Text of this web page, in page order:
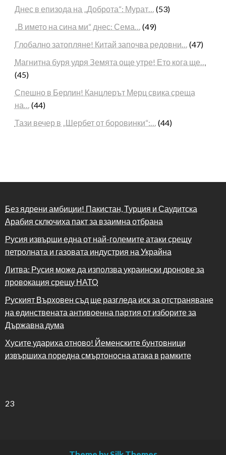
Днес в епизода на „Доброта“: Мурат…
(53)
„В името на сина ми“ днес: Сема…
(49)
Глобално затопляне! Китай започва редовни…
(47)
Магнитна буря удря Земята още утре! Ето кога ще…
(45)
Спешно в Берлин! Канцлерът Мерц свика среща
на…
(44)
Тази вечер в „Шербет от боровинки“:…
(44)
Без ядрени амбиции! Пакистан, Турция и Саудитска
Арабия сключиха пакт за взаимна отбрана
Русия извърши една от най-големите атаки срещу
петролната и газовата индустрия на Украйна
Литва: Русия може да използва украински дронове за
провокация срещу НАТО
Руският Върховен съд ще разгледа иск за отстраняване
на единствената антивоенна партия от изборите за
Държавна дума
Хусите удариха отново! Йеменските бунтовници
извършиха поредна смъртоносна атака в рамките
23